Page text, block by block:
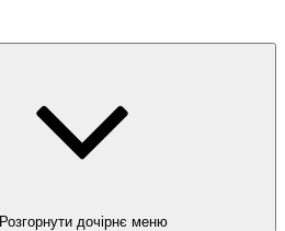
Розгорнути дочірнє меню